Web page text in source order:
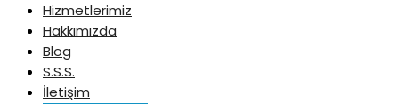
Hizmetlerimiz
Hakkımızda
Blog
S.S.S.
İletişim